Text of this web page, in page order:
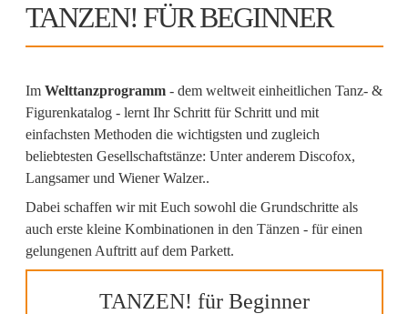
TANZEN! FÜR BEGINNER
Im Welttanzprogramm- dem weltweit einheitlichen Tanz- &
Figurenkatalog - lernt Ihr Schritt für Schritt und mit
einfachsten Methoden die wichtigsten und zugleich
beliebtesten Gesellschaftstänze: Unter anderem Discofox,
Langsamer und Wiener Walzer..
Dabei schaffen wir mit Euch sowohl die Grundschritte als
auch erste kleine Kombinationen in den Tänzen - für einen
gelungenen Auftritt auf dem Parkett.
TANZEN! für Beginner